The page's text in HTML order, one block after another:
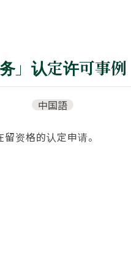
」认定许可事例
中国語
资格的认定申请。